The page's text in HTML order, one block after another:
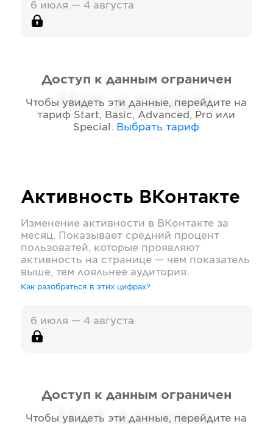
6 июля — 4 августа
Нет данных
Доступ к данным ограничен
Чтобы увидеть эти данные, перейдите на
тариф Start, Basic, Advanced, Pro или
Special . Выбрать тариф
Активность ВКонтакте
Изменение активности в ВКонтакте за
месяц. Показывает средний процент
пользоватей, которые проявляют
активность на странице — чем показатель
выше, тем лояльнее аудитория.
Как разобраться в этих цифрах?
6 июля — 4 августа
Нет данных
Доступ к данным ограничен
Чтобы увидеть эти данные, перейдите на